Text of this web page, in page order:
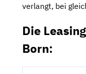
verlangt, bei
Die
Born: